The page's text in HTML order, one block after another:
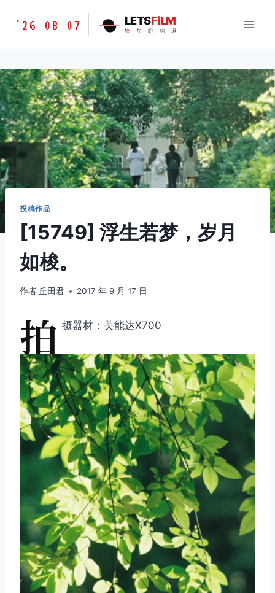
胶
味
道
LETSFILM
'26 08 07 LETSFiLM
胶 片 的 味 道
投稿作品
[15749] 浮生若梦，岁月
如梭。
作者 丘田君 2017 年 9 月 17 日
拍 摄器材：美能达X700